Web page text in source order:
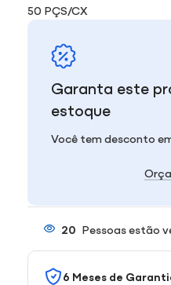
50 PÇS/CX
Garanta este
estoque
Você tem desconto
20 Pessoas estão
6 Meses de